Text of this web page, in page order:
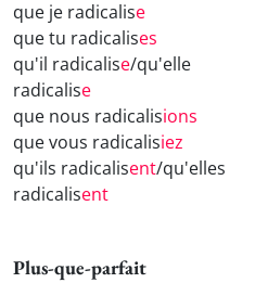
que je radicalise
que tu radicalises
qu'il radicalise/qu'elle
radicalise
que nous radicalisions
que vous radicalisiez
qu'ils radicalisent/qu'elles
radicalisent
Plus-que-parfait